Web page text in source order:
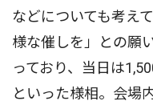
などについても考え
様な催しを」との願
っており、当日は
といった様相。会場